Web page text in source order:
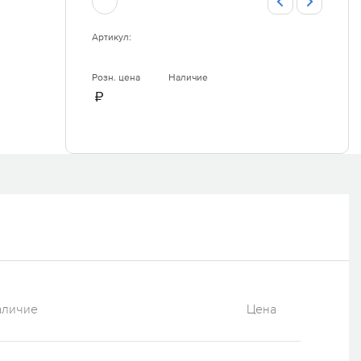
Артикул:
Розн. цена
₽
Наличие
Цена